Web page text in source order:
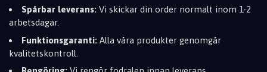
Spårbar leverans: Vi skickar din order normalt inom 1-2
arbetsdagar.
Funktionsgaranti: Alla våra produkter genomgår
kvalitetskontroll.